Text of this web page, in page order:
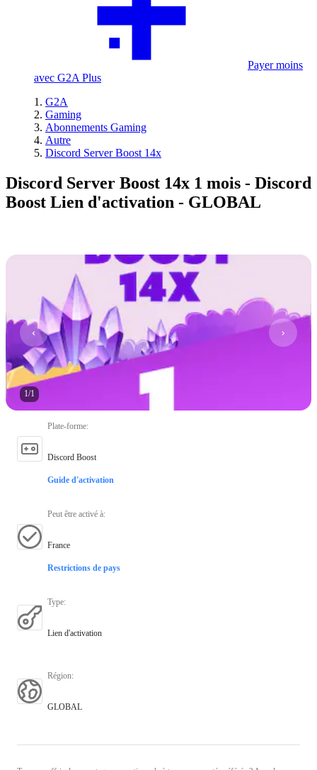
Payer moins
avec G2A Plus
G2A
Gaming
Abonnements Gaming
Autre
Discord Server Boost 14x
Discord Server Boost 14x 1 mois - Discord
Boost Lien d'activation - GLOBAL
1/1
Plate-forme:
Discord Boost
Guide d'activation
Peut être activé à:
France
Restrictions de pays
Type:
Lien d'activation
Région:
GLOBAL